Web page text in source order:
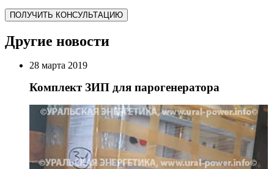
ПОЛУЧИТЬ КОНСУЛЬТАЦИЮ
Другие новости
28 марта 2019
Комплект ЗИП для парогенератора